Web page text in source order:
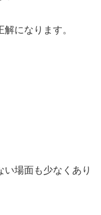
になります。
場面も少なくあり